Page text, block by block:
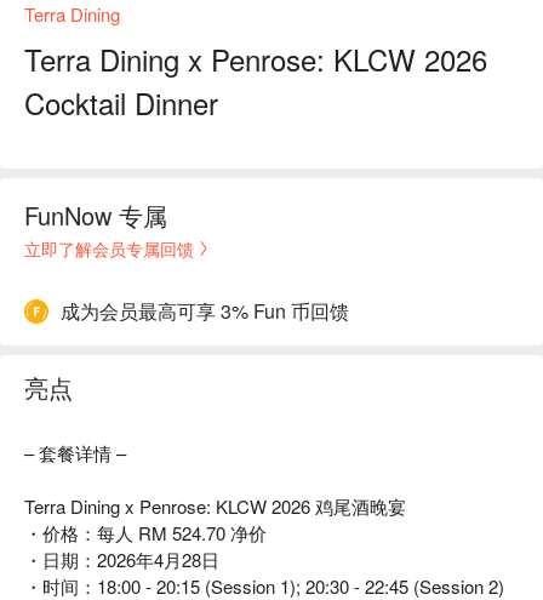
Terra Dining
Terra Dining x Penrose: KLCW 2026
Cocktail Dinner
FunNow 专属
立即了解会员专属回馈
成为会员最高可享 3% Fun 币回馈
亮点
– 套餐详情 –
Terra Dining x Penrose: KLCW 2026 鸡尾酒晚宴
・价格：每人 RM 524.70 净价
・日期：2026年4月28日
・时间：18:00 - 20:15 (Session 1); 20:30 - 22:45 (Session 2)